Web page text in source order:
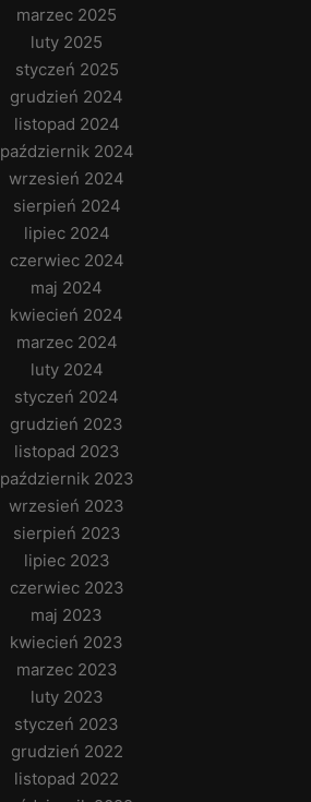
marzec 2025
luty 2025
styczeń 2025
grudzień 2024
listopad 2024
październik 2024
wrzesień 2024
sierpień 2024
lipiec 2024
czerwiec 2024
maj 2024
kwiecień 2024
marzec 2024
luty 2024
styczeń 2024
grudzień 2023
listopad 2023
październik 2023
wrzesień 2023
sierpień 2023
lipiec 2023
czerwiec 2023
maj 2023
kwiecień 2023
marzec 2023
luty 2023
styczeń 2023
grudzień 2022
listopad 2022